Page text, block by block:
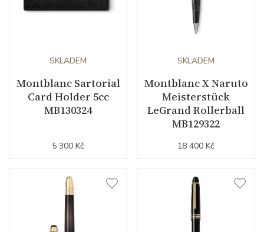
SKLADEM
Montblanc Sartorial
Card Holder 5cc
MB130324
5 300 Kč
SKLADEM
Montblanc X Naruto
Meisterstück
LeGrand Rollerball
MB129322
18 400 Kč